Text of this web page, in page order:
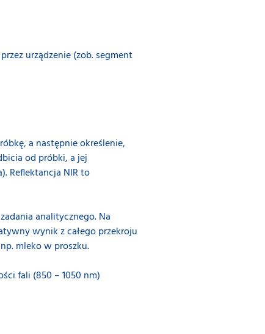
urządzenie (zob. segment
a następnie określenie,
od próbki, a jej
Reflektancja NIR to
analitycznego. Na
wynik z całego przekroju
mleko w proszku.
fali (850 – 1050 nm)